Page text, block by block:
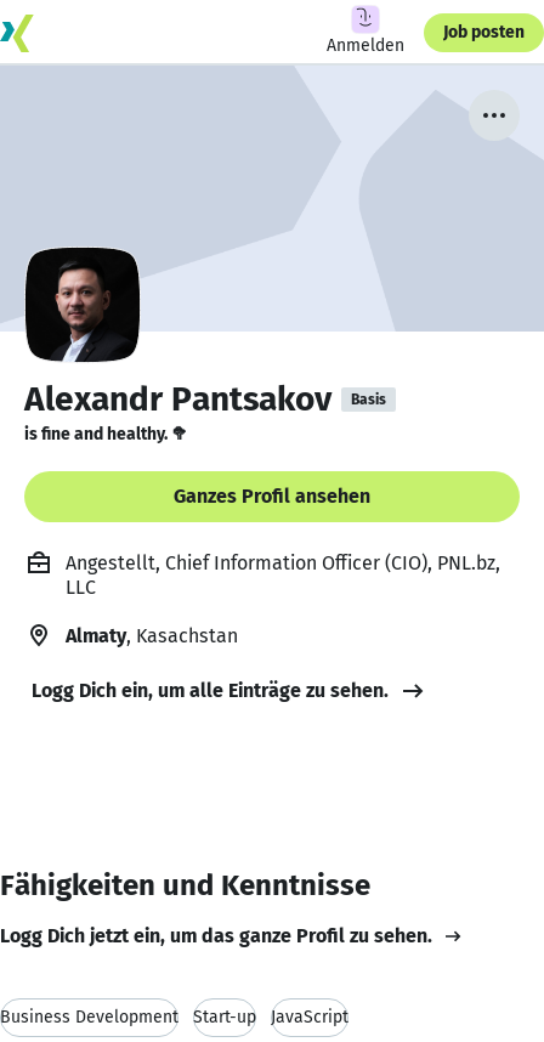
Anmelden
Job posten
Alexandr Pantsakov Basis
is fine and healthy. 🥦
Ganzes Profil ansehen
Angestellt, Chief Information Officer (CIO), PNL.bz,
LLC
Almaty, Kasachstan
Logg Dich ein, um alle Einträge zu sehen.
Fähigkeiten und Kenntnisse
Logg Dich jetzt ein, um das ganze Profil zu sehen.
Business Development Start-up JavaScript